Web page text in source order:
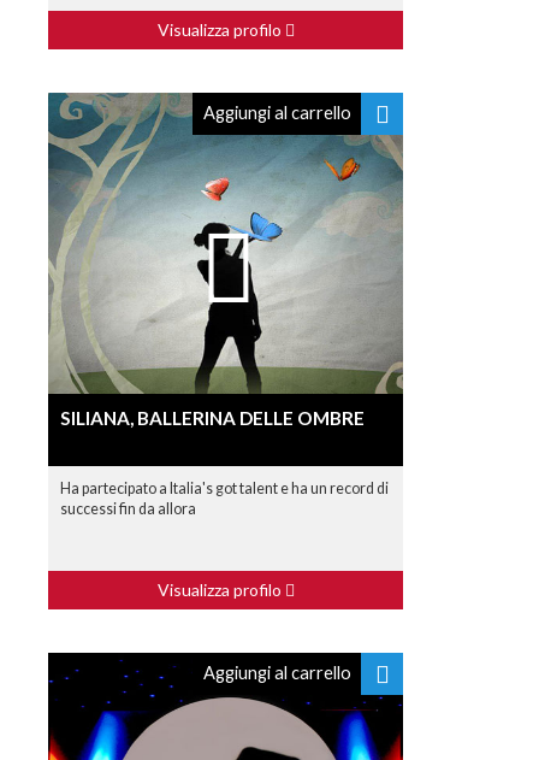
Visualizza profilo
Aggiungi al carrello
SILIANA, BALLERINA DELLE OMBRE
Ha partecipato a Italia's got talent e ha un record di
successi fin da allora
Visualizza profilo
Aggiungi al carrello